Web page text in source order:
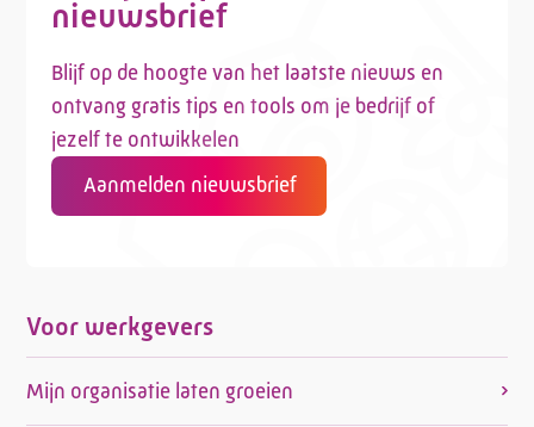
nieuwsbrief
Blijf op de hoogte van het laatste nieuws en
ontvang gratis tips en tools om je bedrijf of
jezelf te ontwikkelen
Aanmelden nieuwsbrief
Voor werkgevers
Mijn organisatie laten groeien